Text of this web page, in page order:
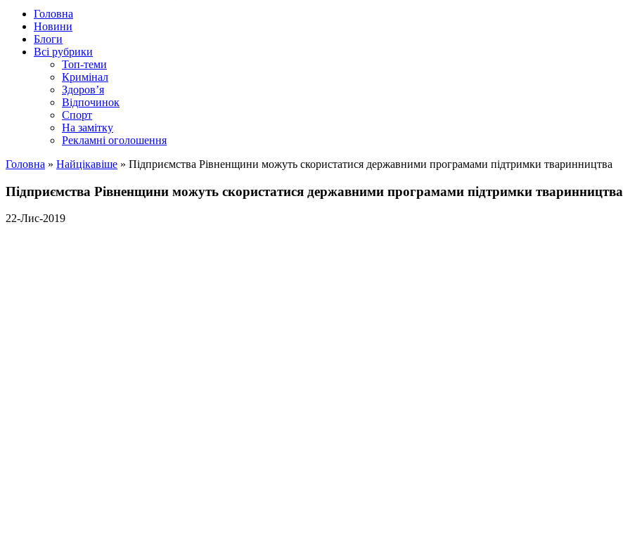
Головна
Новини
Блоги
Всі рубрики
Топ-теми
Кримінал
Здоров’я
Відпочинок
Спорт
На замітку
Рекламні оголошення
Головна » Найцікавіше » Підприємства Рівненщини можуть скористатися державними програмами підтримки тваринництва
Підприємства Рівненщини можуть скористатися державними програмами підтримки тваринництва
22-Лис-2019